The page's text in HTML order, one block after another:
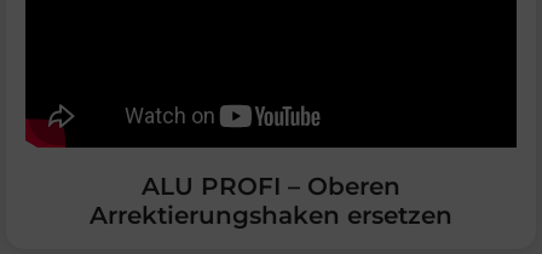
ALU PROFI – Oberen
Arrektierungshaken ersetzen